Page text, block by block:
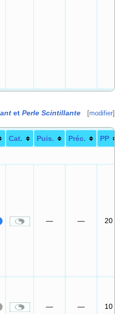
et Perle Scintillante [modifier]
Cat. Puis. Préc. PP
— — 20
— — 10